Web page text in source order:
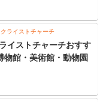
クライストチャーチ
イストチャーチおすす
物館・美術館・動物園